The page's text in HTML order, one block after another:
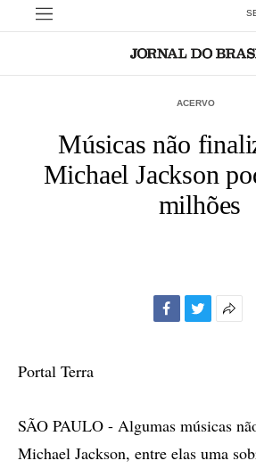
ACERVO
Músicas não
Michael Jackson
milhões
Portal Terra
SÃO PAULO - Algumas músicas
Michael Jackson, entre elas uma